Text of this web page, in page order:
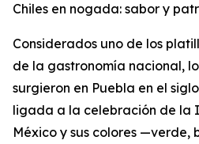
Chiles en nogada: sabor y
Considerados uno de los
de la gastronomía nacional,
surgieron en Puebla en el
ligada a la celebración de la
México y sus colores —verde,